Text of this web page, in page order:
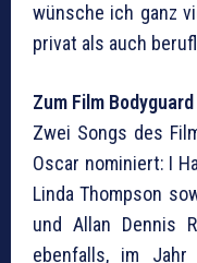
wünsche ich ganz
privat als auch
Zum Film Bodyguard
Zwei Songs des
Oscar nominiert: I
Linda Thompson
und Allan Dennis
ebenfalls, im Jahr